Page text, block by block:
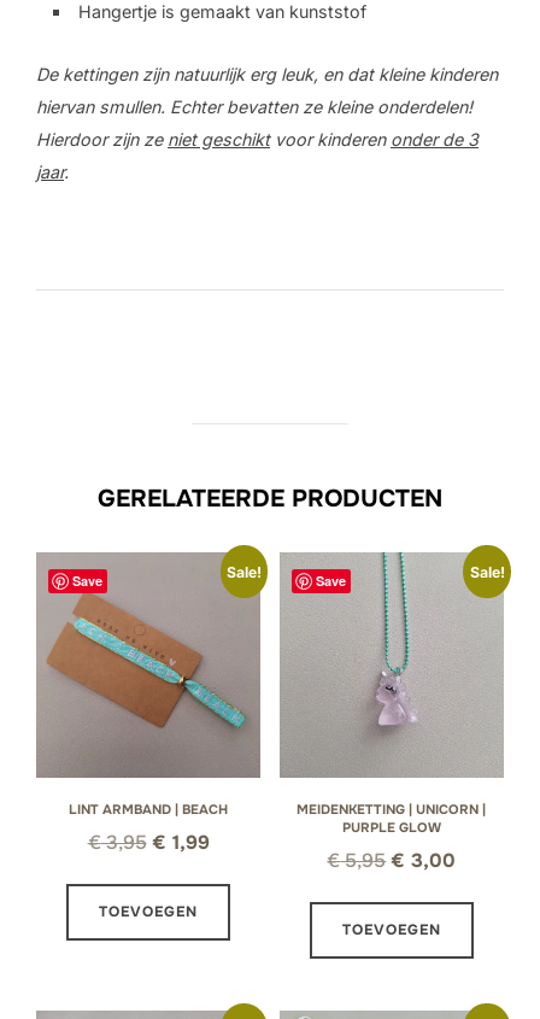
Hangertje is gemaakt van kunststof
De kettingen zijn natuurlijk erg leuk, en dat kleine kinderen
hiervan smullen. Echter bevatten ze kleine onderdelen!
Hierdoor zijn ze niet geschiktvoor kinderen onder de 3
jaar.
GERELATEERDE PRODUCTEN
Save
Sale!
LINT ARMBAND | BEACH
€3,95 Oorspronkelijke
was:
€ 3,95.
€ 1,99Huidige
€ 1,99.
TOEVOEGEN
Save
Sale!
MEIDENKETTING | UNICORN |
PURPLE GLOW
€5,95Oorspronkelijke
was:
€ 5,95.
€ 3,00
€ 3,00.
TOEVOEGEN